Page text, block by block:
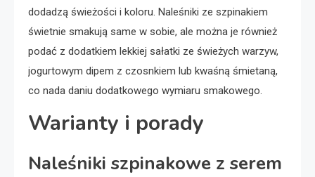
dodadzą świeżości i koloru. Naleśniki ze szpinakiem
świetnie smakują same w sobie, ale można je również
podać z dodatkiem lekkiej sałatki ze świeżych warzyw,
jogurtowym dipem z czosnkiem lub kwaśną śmietaną,
co nada daniu dodatkowego wymiaru smakowego.
Warianty i porady
Naleśniki szpinakowe z serem